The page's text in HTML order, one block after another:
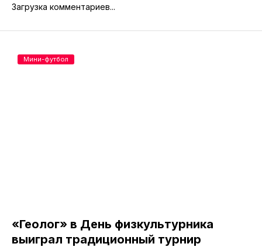
Загрузка комментариев...
«Геолог» в День физкультурника
выиграл традиционный турнир
Мини-футбол